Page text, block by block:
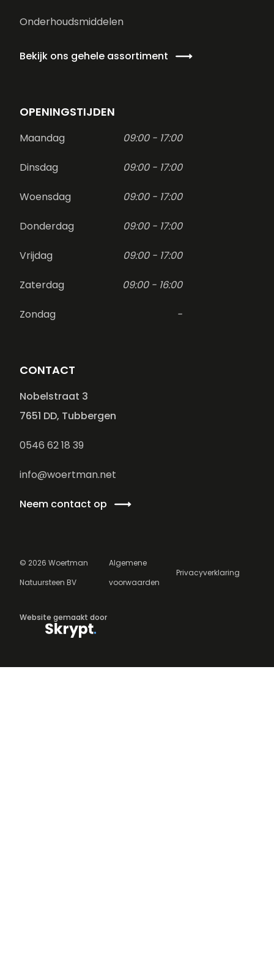
Onderhoudsmiddelen
Bekijk ons gehele assortiment
OPENINGSTIJDEN
Maandag 09:00 - 17:00
Dinsdag 09:00 - 17:00
Woensdag 09:00 - 17:00
Donderdag 09:00 - 17:00
Vrijdag 09:00 - 17:00
Zaterdag 09:00 - 16:00
Zondag -
CONTACT
Nobelstraat 3
7651 DD, Tubbergen
0546 62 18 39
info@woertman.net
Neem contact op
© 2026 Woertman
Natuursteen BV
Algemene
voorwaarden
Privacyverklaring
Website gemaakt door